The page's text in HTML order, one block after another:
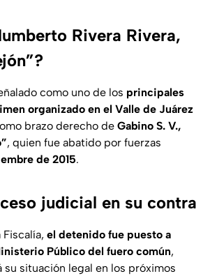
Rivera Rivera,
como uno de los principales
organizado en el Valle de Juárez
brazo derecho de Gabino S. V.,
, quien fue abatido por fuerzas
de 2015.
judicial en su contra
el detenido fue puesto a
Público del fuero común,
situación legal en los próximos